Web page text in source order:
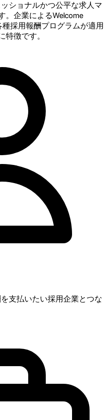
ショナルかつ公平な求人マ
。企業によるWelcome
種採用報酬プログラムが適用
特徴です。
支払いたい採用企業とつな